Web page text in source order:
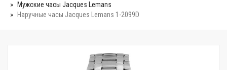
Мужские часы Jacques Lemans
Наручные часы Jacques Lemans 1-2099D